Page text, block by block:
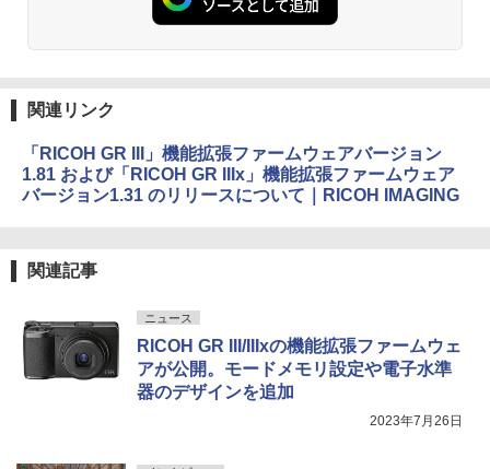
関連リンク
「RICOH GR III」機能拡張ファームウェアバージョン
1.81 および「RICOH GR IIIx」機能拡張ファームウェア
バージョン1.31 のリリースについて｜RICOH IMAGING
関連記事
ニュース
RICOH GR III/IIIxの機能拡張ファームウェ
アが公開。モードメモリ設定や電子水準
器のデザインを追加
2023年7月26日